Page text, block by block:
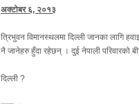
अक्टोबर ६, २०१३
त्रिभुवन विमानस्थलमा दिल्ली जानका लागि
नै जानेहरु हुँदा रहेछन् । दुई नेपाली परिवारको
दिल्ली ?